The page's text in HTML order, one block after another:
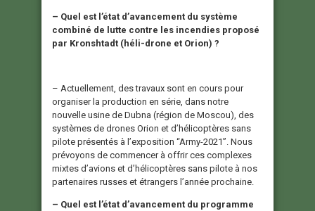
– Quel est l’état d’avancement du système
combiné de lutte contre les incendies proposé
par Kronshtadt (héli-drone et Orion) ?
– Actuellement, des travaux sont en cours pour
organiser la production en série, dans notre
nouvelle usine de Dubna (région de Moscou), des
systèmes de drones Orion et d’hélicoptères sans
pilote présentés à l’exposition “Army-2021”. Nous
prévoyons de commencer à offrir ces complexes
mixtes d’avions et d’hélicoptères sans pilote à nos
partenaires russes et étrangers l’année prochaine.
– Quel est l’état d’avancement du programme